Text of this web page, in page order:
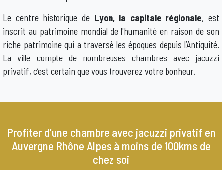
Le centre historique de Lyon, la capitale régionale, est
inscrit au patrimoine mondial de l'humanité en raison de son
riche patrimoine qui a traversé les époques depuis l’Antiquité.
La ville compte de nombreuses chambres avec jacuzzi
privatif, c’est certain que vous trouverez votre bonheur.
Profiter d’une chambre avec jacuzzi privatif en
Auvergne Rhône Alpes à moins de 100kms de
chez soi